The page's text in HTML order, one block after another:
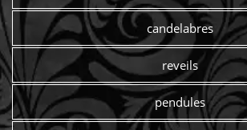
candelabres
reveils
pendules